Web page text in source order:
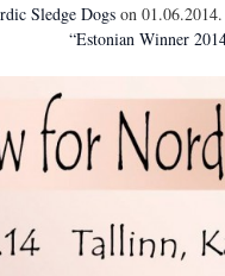
Sledge Dogs on
“Estonian Winner